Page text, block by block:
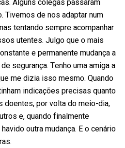
Tivemos de nos adaptar num
tentando sempre acompanhar
utentes. Julgo que o mais
e permanente mudança a
segurança. Tenho uma amiga a
me dizia isso mesmo. Quando
indicações precisas quanto
doentes, por volta do meio-dia,
e, quando finalmente
outra mudança. E o cenário